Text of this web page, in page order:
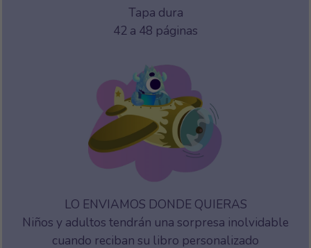
Tapa dura
42 a 48 páginas
LO ENVIAMOS DONDE QUIERAS
Niños y adultos tendrán una sorpresa inolvidable
cuando reciban su libro personalizado